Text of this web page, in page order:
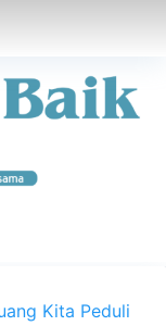
- Profile
Kita Peduli